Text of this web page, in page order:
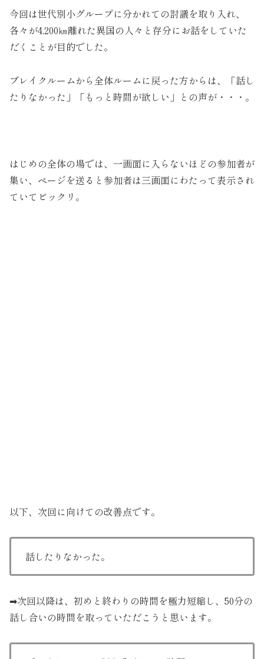
今回は世代別小グループに分かれての討議を取り入れ、
各々が4,200㎞離れた異国の人々と存分にお話をしていた
だくことが目的でした。
ブレイクルームから全体ルームに戻った方からは、「話し
たりなかった」「もっと時間が欲しい」との声が・・・。
はじめの全体の場では、一画面に入らないほどの参加者が
集い、ページを送ると参加者は三画面にわたって表示され
ていてビックリ。
以下、次回に向けての改善点です。
話したりなかった。
➡次回以降は、初めと終わりの時間を極力短縮し、50分の
話し合いの時間を取っていただこうと思います。